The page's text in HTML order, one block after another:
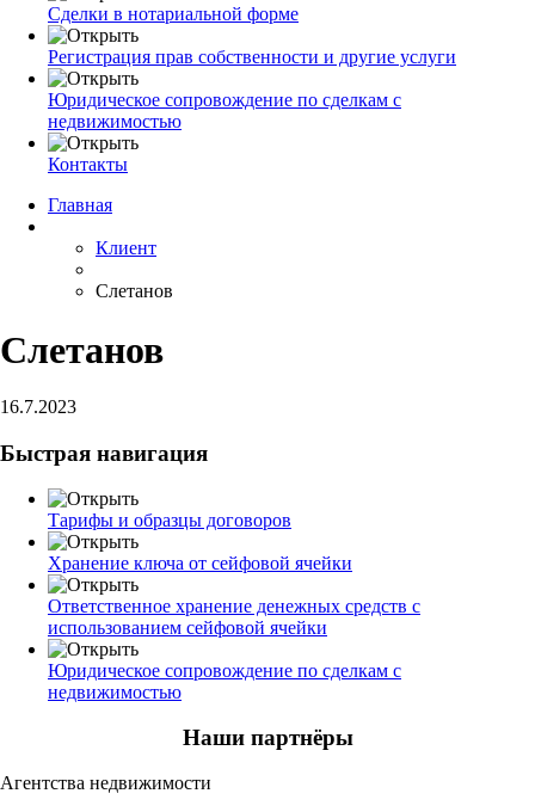
Сделки в нотариальной форме
Регистрация прав собственности и другие услуги
Юридическое сопровождение по сделкам с
недвижимостью
Контакты
Главная
Клиент
Слетанов
Слетанов
16.7.2023
Быстрая навигация
Тарифы и образцы договоров
Хранение ключа от сейфовой ячейки
Ответственное хранение денежных средств с
использованием сейфовой ячейки
Юридическое сопровождение по сделкам с
недвижимостью
Наши партнёры
Агентства недвижимости